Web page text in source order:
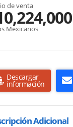
de venta
Mexicanos
Descargar
información
Adicional